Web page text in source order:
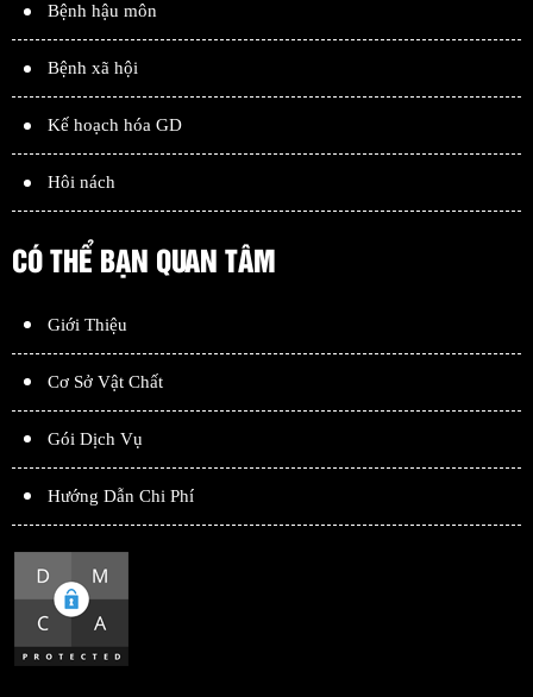
Bệnh hậu môn
Bệnh xã hội
Kế hoạch hóa GD
Hôi nách
CÓ THỂ BẠN QUAN TÂM
Giới Thiệu
Cơ Sở Vật Chất
Gói Dịch Vụ
Hướng Dẫn Chi Phí